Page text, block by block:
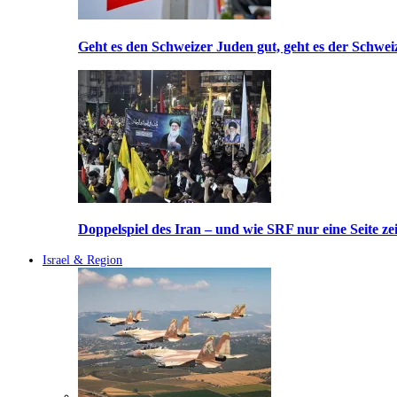
Geht es den Schweizer Juden gut, geht es der
Doppelspiel des Iran – und wie SRF nur eine Seite
Israel & Region